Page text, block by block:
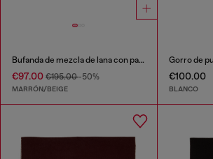
Bufanda de mezcla de lana con patrón de cuadros
€97.00 €195.00-50%
MARRÓN/BEIGE
€100.00
BLANCO